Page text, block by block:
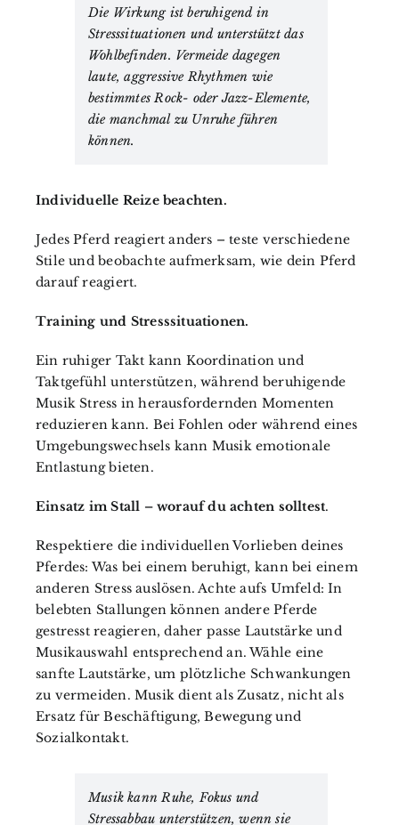
Die Wirkung ist beruhigend in
Stresssituationen und unterstützt das
Wohlbefinden. Vermeide dagegen
laute, aggressive Rhythmen wie
bestimmtes Rock- oder Jazz-Elemente,
die manchmal zu Unruhe führen
können.
Individuelle Reize beachten.
Jedes Pferd reagiert anders – teste verschiedene
Stile und beobachte aufmerksam, wie dein Pferd
darauf reagiert.
Training und Stresssituationen.
Ein ruhiger Takt kann Koordination und
Taktgefühl unterstützen, während beruhigende
Musik Stress in herausfordernden Momenten
reduzieren kann. Bei Fohlen oder während eines
Umgebungswechsels kann Musik emotionale
Entlastung bieten.
Einsatz im Stall – worauf du achten solltest.
Respektiere die individuellen Vorlieben deines
Pferdes: Was bei einem beruhigt, kann bei einem
anderen Stress auslösen. Achte aufs Umfeld: In
belebten Stallungen können andere Pferde
gestresst reagieren, daher passe Lautstärke und
Musikauswahl entsprechend an. Wähle eine
sanfte Lautstärke, um plötzliche Schwankungen
zu vermeiden. Musik dient als Zusatz, nicht als
Ersatz für Beschäftigung, Bewegung und
Sozialkontakt.
Musik kann Ruhe, Fokus und
Stressabbau unterstützen, wenn sie